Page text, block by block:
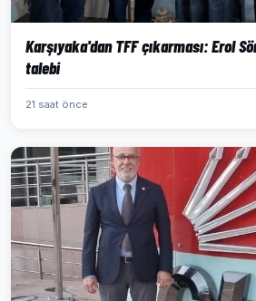
Karşıyaka'dan TFF çıkarması: Erol
talebi
21 saat önce